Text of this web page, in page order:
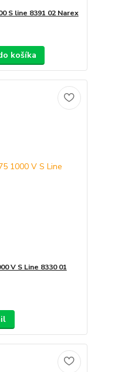
S line 8391 02 Narex
košíka
V S Line 8330 01